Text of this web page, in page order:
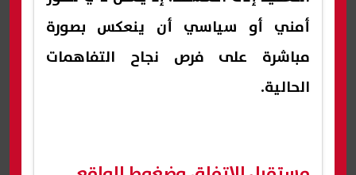
أمني أو سياسي أن ينعكس بصورة
مباشرة على فرص نجاح التفاهمات
الحالية.